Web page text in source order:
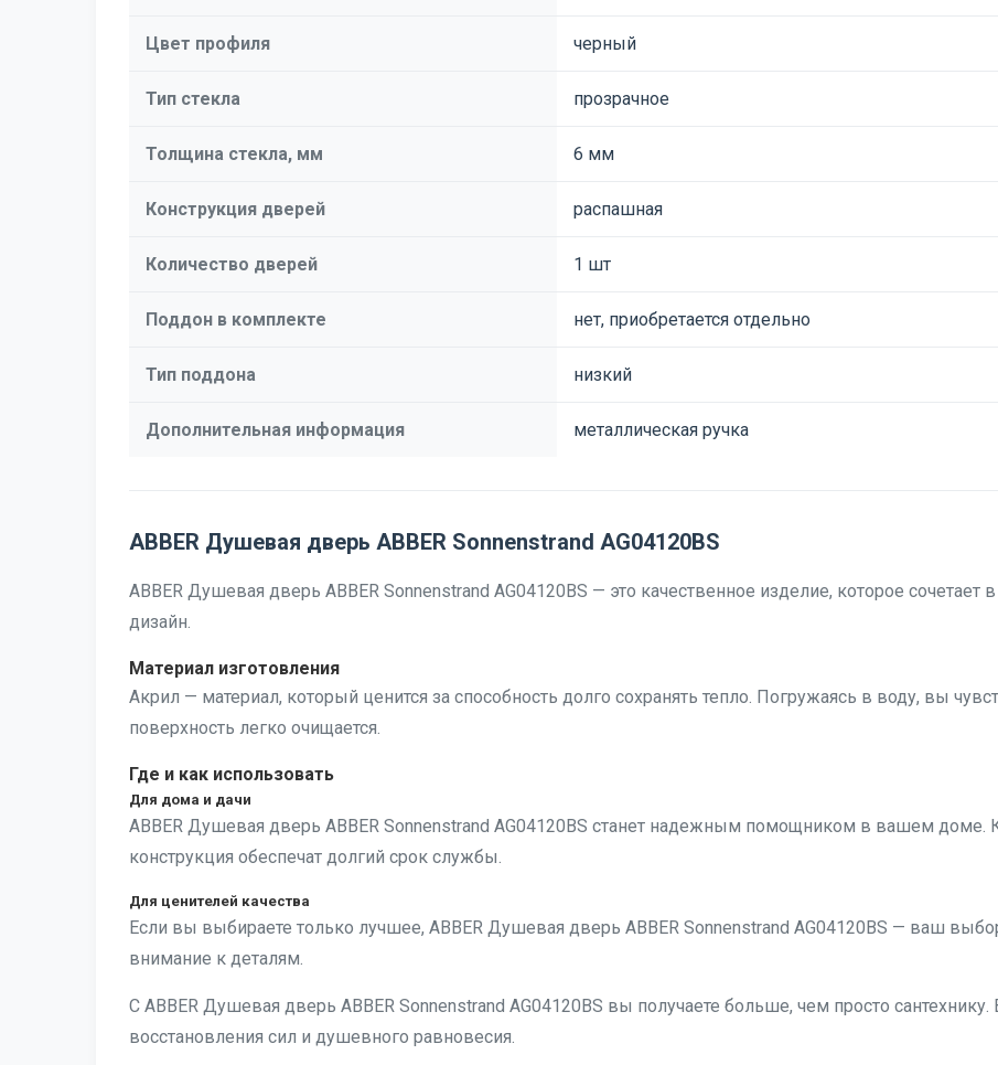
Цвет профиля черный
Тип стекла прозрачное
Толщина стекла, мм 6 мм
Конструкция дверей распашная
Количество дверей 1 шт
Поддон в комплекте нет, приобретается отдельно
Тип поддона низкий
Дополнительная информация металлическая ручка
ABBER Душевая дверь ABBER Sonnenstrand AG04120BS
ABBER Душевая дверь ABBER Sonnenstrand AG04120BS — это качественное изделие, которое сочетает
дизайн.
Материал изготовления
Акрил — материал, который ценится за способность долго сохранять тепло. Погружаясь в воду, вы
поверхность легко очищается.
Где и как использовать
Для дома и дачи
ABBER Душевая дверь ABBER Sonnenstrand AG04120BS станет надежным помощником в вашем доме.
конструкция обеспечат долгий срок службы.
Для ценителей качества
Если вы выбираете только лучшее, ABBER Душевая дверь ABBER Sonnenstrand AG04120BS — ваш
внимание к деталям.
С ABBER Душевая дверь ABBER Sonnenstrand AG04120BS вы получаете больше, чем просто сантехнику.
восстановления сил и душевного равновесия.